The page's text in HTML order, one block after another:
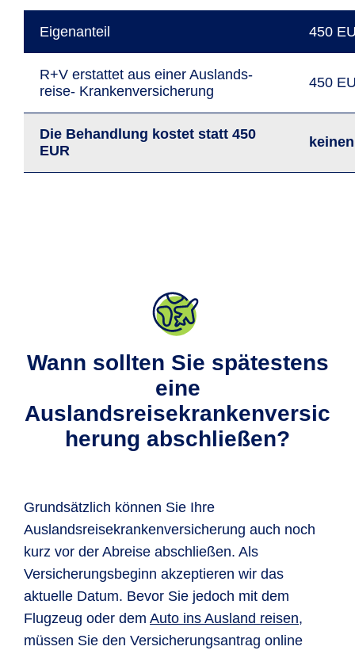
Eigen­anteil 450
R+V erstattet aus einer Auslands­
reise- Kranken­versiche­rung
450
Die Behand­lung kostet statt 450
EUR
Wann sollten Sie spätestens
eine
Auslandsreisekrankenversic
herung abschließen?
Grundsätzlich können Sie Ihre
Auslandsreisekrankenversicherung auch noch
kurz vor der Abreise abschließen. Als
Versicherungsbeginn akzeptieren wir das
aktuelle Datum. Bevor Sie jedoch mit dem
Flugzeug oder dem Auto ins Ausland reisen,
müssen Sie den Versicherungsantrag online